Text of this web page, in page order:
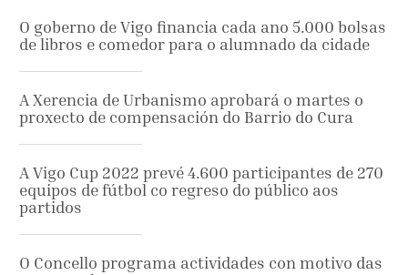
O goberno de Vigo financia cada ano 5.000 bolsas
de libros e comedor para o alumnado da cidade
A Xerencia de Urbanismo aprobará o martes o
proxecto de compensación do Barrio do Cura
A Vigo Cup 2022 prevé 4.600 participantes de 270
equipos de fútbol co regreso do público aos
partidos
O Concello programa actividades con motivo das